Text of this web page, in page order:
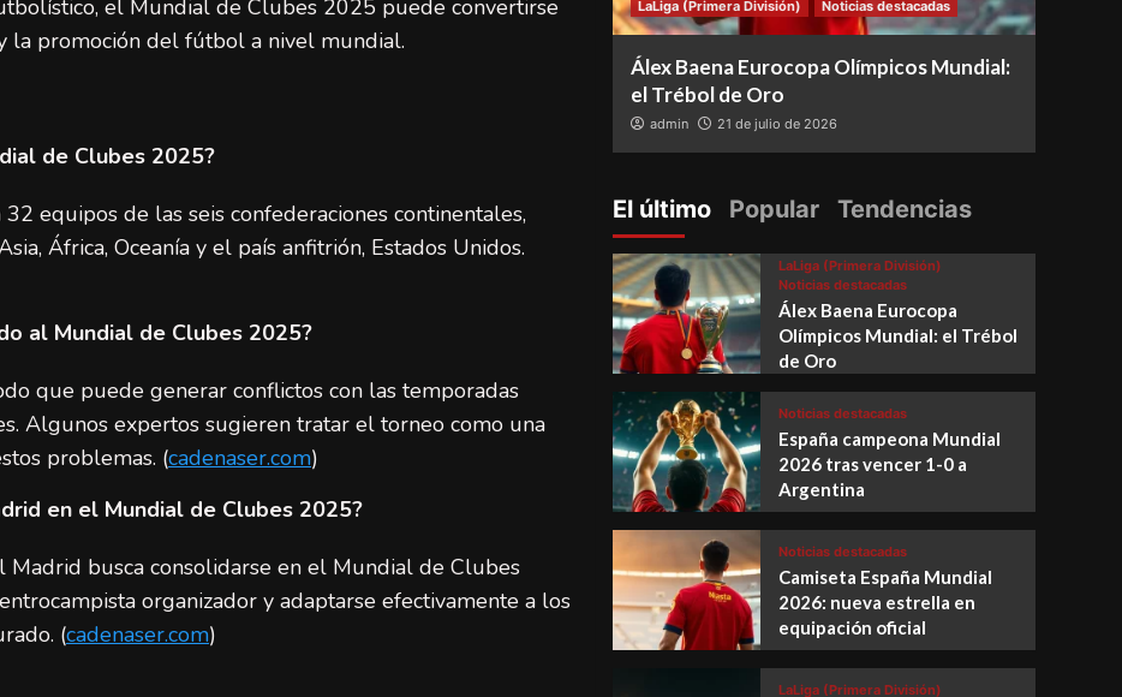
el Mundial de Clubes 2025 puede convertirse
la promoción del fútbol a nivel mundial.
de Clubes 2025?
equipos de las seis confederaciones continentales,
África, Oceanía y el país anfitrión, Estados Unidos.
al Mundial de Clubes 2025?
que puede generar conflictos con las temporadas
Algunos expertos sugieren tratar el torneo como una
problemas. (cadenaser.com)
en el Mundial de Clubes 2025?
Madrid busca consolidarse en el Mundial de Clubes
organizador y adaptarse efectivamente a los
(cadenaser.com)
LaLiga (Primera División) Noticias destacadas LaLiga (Primera División) Noticias destacadas
Álex Baena Eurocopa Olímpicos Mundial:
el Trébol de Oro
admin 21 de julio de 2026
El último Popular Tendencias
LaLiga (Primera División)
Noticias destacadas
Álex Baena Eurocopa
Olímpicos Mundial: el Trébol
de Oro
Noticias destacadas
España campeona Mundial
2026 tras vencer 1-0 a
Argentina
Noticias destacadas
Camiseta España Mundial
2026: nueva estrella en
equipación oficial
LaLiga (Primera División)